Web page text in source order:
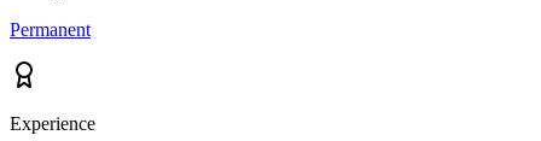
Permanent
Experience